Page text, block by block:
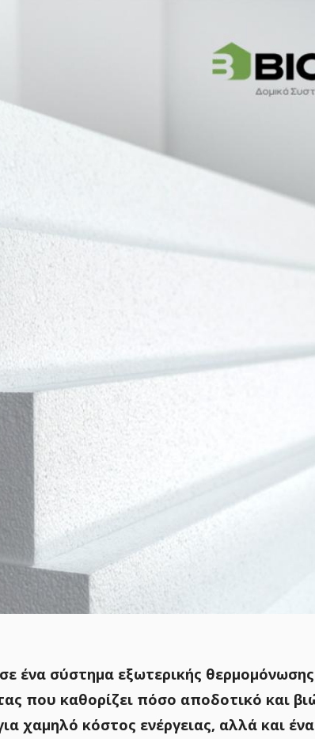
ένα σύστημα εξωτερικής
που καθορίζει πόσο αποδοτικό και
χαμηλό κόστος ενέργειας, αλλά και